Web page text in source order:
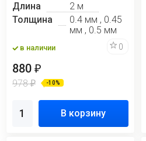
Длина
2 м
Толщина
0.4 мм , 0.45
мм , 0.5 мм
в наличии 0
880 ₽
978₽ -10%
В корзину